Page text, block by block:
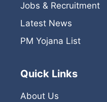
Jobs & Recruitment
Latest News
PM Yojana List
Quick Links
About Us